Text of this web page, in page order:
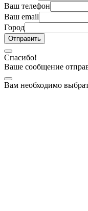
Ваш телефон
Ваш email
Город
Спасибо!
Ваше сообщение
Вам необходимо